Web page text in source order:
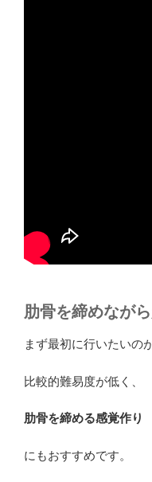
肋骨を締めなが
まず最初に行いたいの
比較的難易度が低く、
肋骨を締める感覚作り
にもおすすめです。